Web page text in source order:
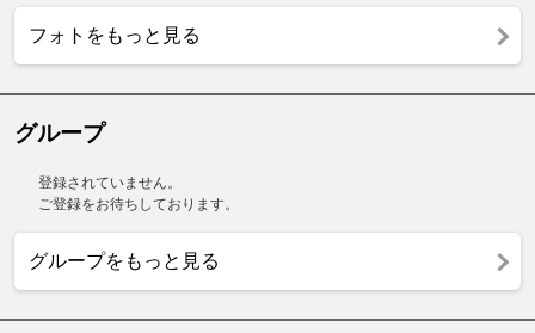
フォトをもっと見る
グループ
登録されていません。
ご登録をお待ちしております。
グループをもっと見る